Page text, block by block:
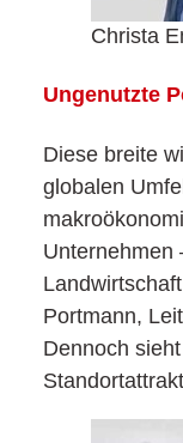
Christa
Ungenutzte
Diese breite
globalen
Unternehmen
Portmann,
Dennoch